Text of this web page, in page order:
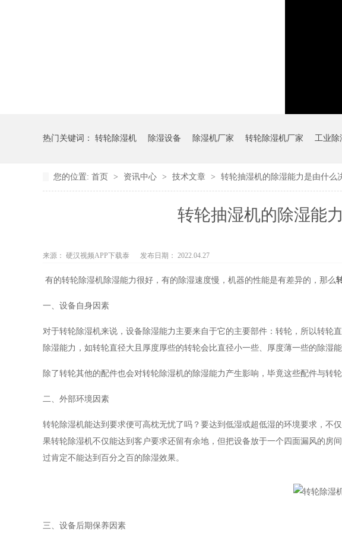
热门关键词： 转轮除湿机 除湿设备 除湿机厂家 转轮除湿机厂家 工业除
您的位置: 首页 > 资讯中心 > 技术文章 > 转轮抽湿机的除湿能力是由什么
转轮抽湿机的除湿能
来源： 硬汉视频APP下载泰 发布日期： 2022.04.27
有的转轮除湿机除湿能力很好，有的除湿速度慢，机器的性能是有差异的，那么
一、设备自身因素
对于转轮除湿机来说，设备除湿能力主要来自于它的主要部件：转轮，所以转轮
除湿能力，如转轮直径大且厚度厚些的转轮会比直径小一些、厚度薄一些的除湿
除了转轮其他的配件也会对转轮除湿机的除湿能力产生影响，毕竟这些配件与转
二、外部环境因素
转轮除湿机能达到要求便可高枕无忧了吗？要达到低湿或超低湿的环境要求，不
果转轮除湿机不仅能达到客户要求还留有余地，但把设备放于一个四面漏风的房
过肯定不能达到百分之百的除湿效果。
三、设备后期保养因素